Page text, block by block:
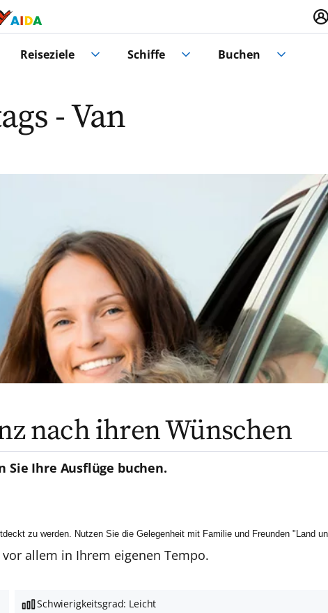
Reiseziele Schiffe Buchen
- Van
nach ihren Wünschen
Ihre Ausflüge buchen.
zu werden. Nutzen Sie die Gelegenheit mit Familie und Freunden "Land
vor allem in Ihrem eigenen Tempo.
Schwierigkeitsgrad: Leicht